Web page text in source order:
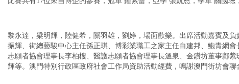
黎永達，梁明輝，陸健希，關羽雄，劉婷，場面歡樂。出席活動嘉賓及
振輝、街總藝駿中心主任孫正琪、博彩業職工之家主任白建邦、鮑青網
志願者協會理事長李柏樓、醫護志願者協會理事長溫泉、金鑽坊董事鄺
輝等。澳門特別行政區政府社會工作局資助活動經費，鳴謝澳門街坊會聯